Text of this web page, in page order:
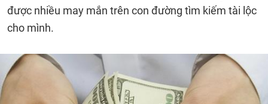
được nhiều may mắn trên con đường tìm kiếm tài lộc
cho mình.